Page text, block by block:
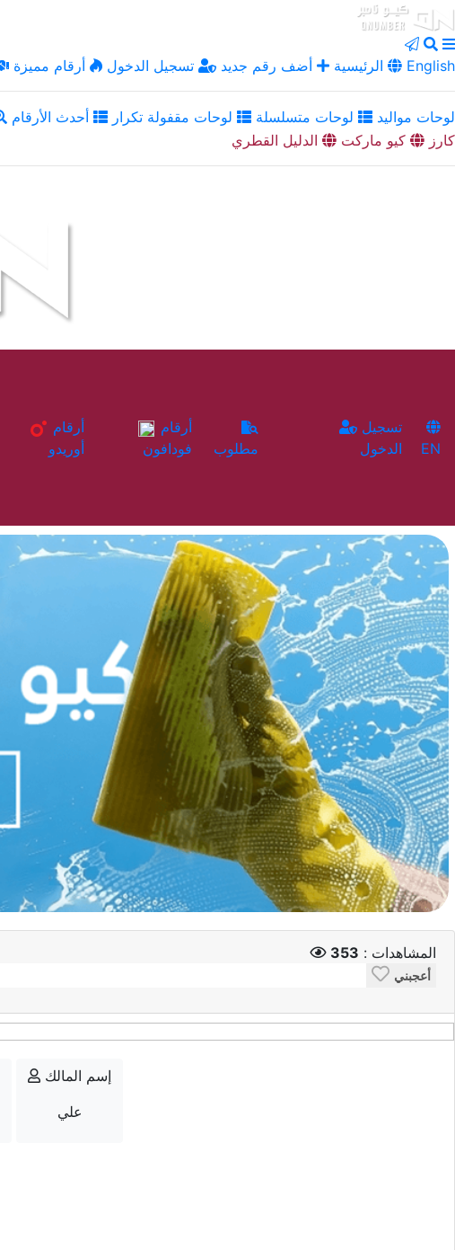
الرئيسية أضف رقم جديد تسجيل الدخول أرقام مميزة English
لوحات مواليد لوحات متسلسلة لوحات مقفولة تكرار أحدث الأرقام
كارز
كيو ماركت الدليل القطري
أوريدو
فودافون
مطلوب
الدخول
EN
المشاهدات : 353
أعجبني
إسم المالك
علي